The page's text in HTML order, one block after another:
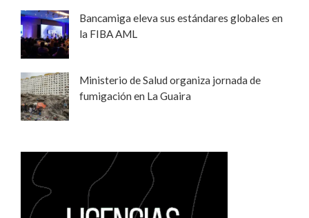
Bancamiga eleva sus estándares globales en
la FIBA AML
Ministerio de Salud organiza jornada de
fumigación en La Guaira